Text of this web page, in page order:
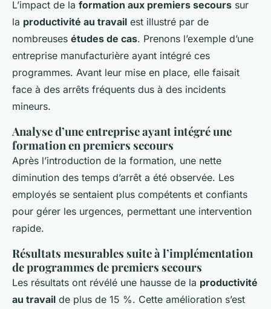
L’impact de la formation aux premiers secours sur
la productivité au travail est illustré par de
nombreuses études de cas. Prenons l’exemple d’une
entreprise manufacturière ayant intégré ces
programmes. Avant leur mise en place, elle faisait
face à des arrêts fréquents dus à des incidents
mineurs.
Analyse d’une entreprise ayant intégré une
formation en premiers secours
Après l’introduction de la formation, une nette
diminution des temps d’arrêt a été observée. Les
employés se sentaient plus compétents et confiants
pour gérer les urgences, permettant une intervention
rapide.
Résultats mesurables suite à l’implémentation
de programmes de premiers secours
Les résultats ont révélé une hausse de la productivité
au travail de plus de 15 %. Cette amélioration s’est